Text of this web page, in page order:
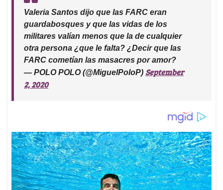
Valeria Santos dijo que las FARC eran
guardabosques y que las vidas de los
militares valían menos que la de cualquier
otra persona ¿que le falta? ¿Decir que las
FARC cometían las masacres por amor?
— POLO POLO (@MiguelPoloP) September
2, 2020